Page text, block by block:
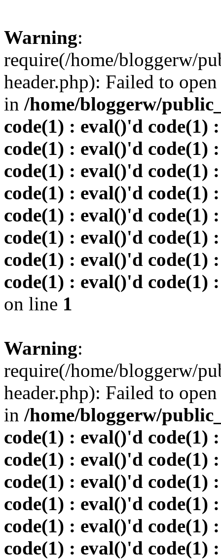
Warning:
require(/home/bloggerw/
header.php): Failed to
in /home/bloggerw/
code(1) : eval()'d code(1)
code(1) : eval()'d code(1)
code(1) : eval()'d code(1)
code(1) : eval()'d code(1)
code(1) : eval()'d code(1)
code(1) : eval()'d code(1)
code(1) : eval()'d code(1)
code(1) : eval()'d code(1)
on line 1
Warning:
require(/home/bloggerw/
header.php): Failed to
in /home/bloggerw/
code(1) : eval()'d code(1)
code(1) : eval()'d code(1)
code(1) : eval()'d code(1)
code(1) : eval()'d code(1)
code(1) : eval()'d code(1)
code(1) : eval()'d code(1)